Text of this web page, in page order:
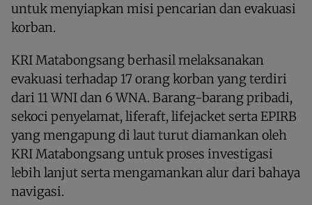
untuk menyiapkan misi pencarian dan evakuasi
korban.
KRI Matabongsang berhasil melaksanakan
evakuasi terhadap 17 orang korban yang terdiri
dari 11 WNI dan 6 WNA. Barang-barang pribadi,
sekoci penyelamat, liferaft, lifejacket serta EPIRB
yang mengapung di laut turut diamankan oleh
KRI Matabongsang untuk proses investigasi
lebih lanjut serta mengamankan alur dari bahaya
navigasi.